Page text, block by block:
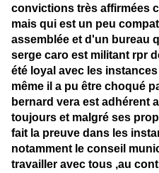
convictions très affirmées
mais qui est un peu
assemblée et d'un bureau
serge caro est militant rpr
été loyal avec les
même il a pu être choqué
bernard vera est adhérent
toujours et malgré ses
fait la preuve dans les
notamment le conseil
travailler avec tous ,au